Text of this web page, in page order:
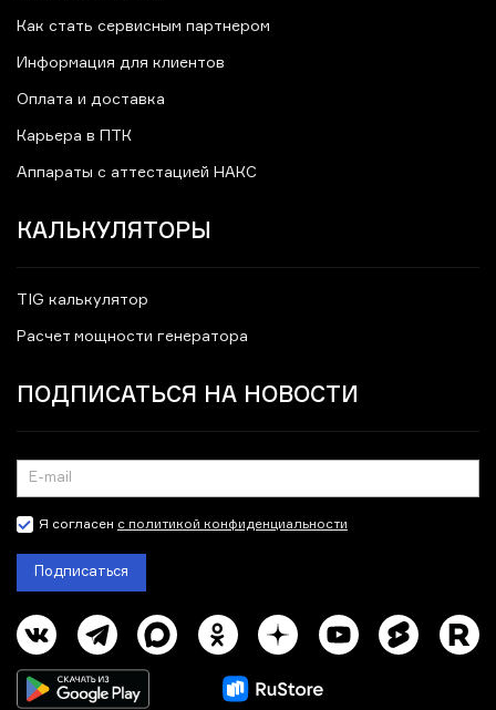
Как стать сервисным партнером
Информация для клиентов
Оплата и доставка
Карьера в ПТК
Аппараты с аттестацией НАКС
КАЛЬКУЛЯТОРЫ
TIG калькулятор
Расчет мощности генератора
ПОДПИСАТЬСЯ НА НОВОСТИ
Я согласен с политикой конфиденциальности
Подписаться